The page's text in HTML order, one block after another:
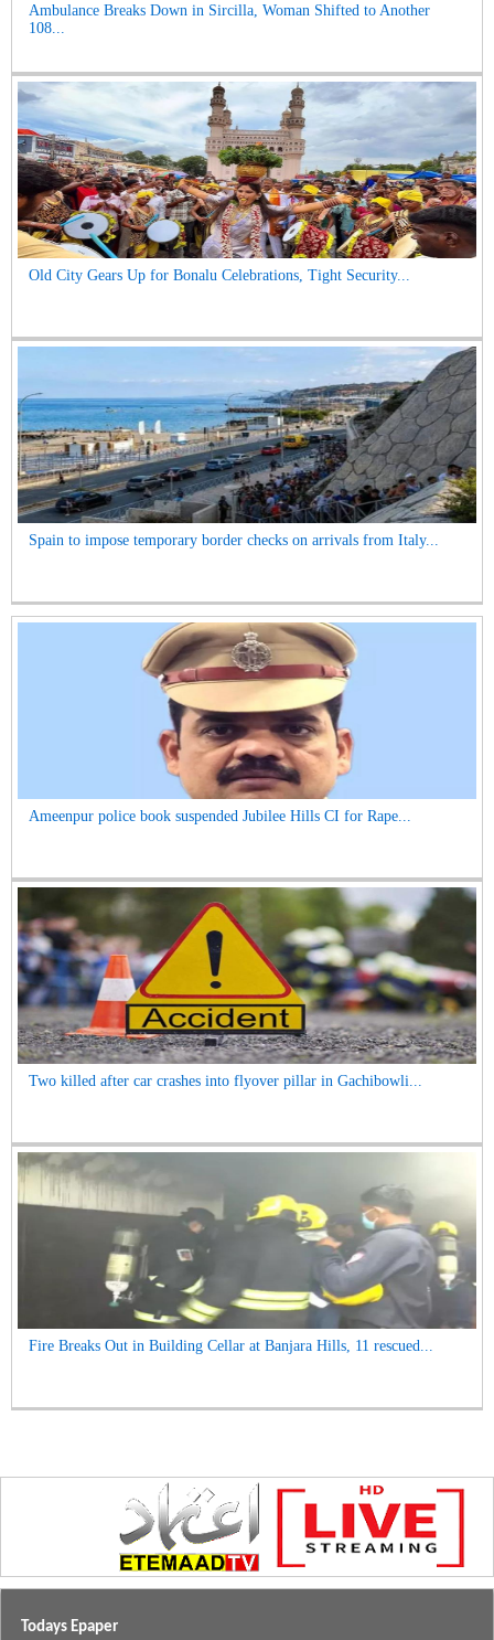
Ambulance Breaks Down in Sircilla, Woman Shifted to Another
108...
Old City Gears Up for Bonalu Celebrations, Tight Security...
Spain to impose temporary border checks on arrivals from Italy...
Ameenpur police book suspended Jubilee Hills CI for Rape...
Two killed after car crashes into flyover pillar in Gachibowli...
Fire Breaks Out in Building Cellar at Banjara Hills, 11 rescued...
Todays Epaper